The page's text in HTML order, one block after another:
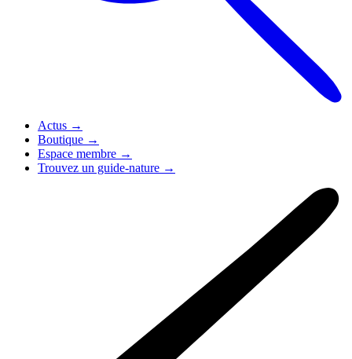
Actus →
Boutique →
Espace membre →
Trouvez un guide-nature →